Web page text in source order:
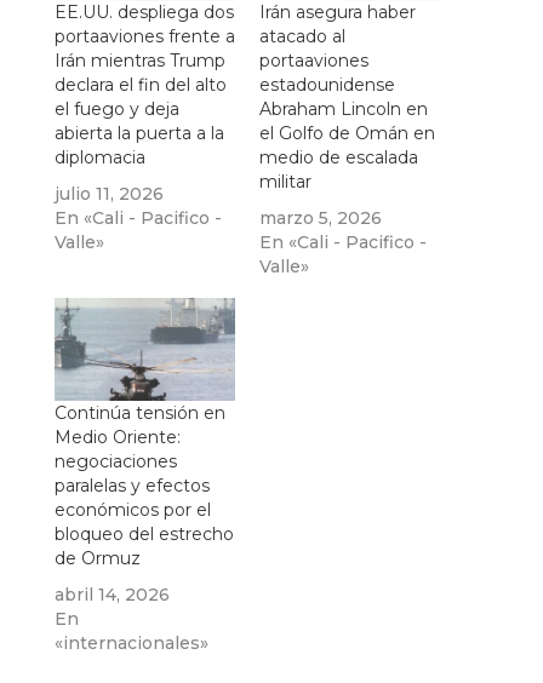
EE.UU. despliega dos
portaaviones frente a
Irán mientras Trump
declara el fin del alto
el fuego y deja
abierta la puerta a la
diplomacia
julio 11, 2026
En «Cali - Pacifico -
Valle»
Irán asegura haber
atacado al
portaaviones
estadounidense
Abraham Lincoln en
el Golfo de Omán en
medio de escalada
militar
marzo 5, 2026
En «Cali - Pacifico -
Valle»
Continúa tensión en
Medio Oriente:
negociaciones
paralelas y efectos
económicos por el
bloqueo del estrecho
de Ormuz
abril 14, 2026
En
«internacionales»